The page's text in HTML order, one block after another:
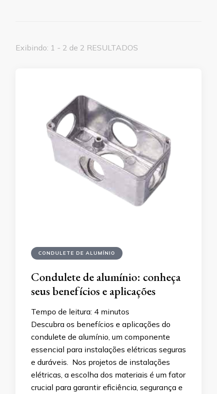
Exibindo: 1 - 2 de 2 RESULTADOS
CONDULETE DE ALUMÍNIO
Condulete de alumínio: conheça
seus benefícios e aplicações
Tempo de leitura: 4 minutos
Descubra os benefícios e aplicações do
condulete de alumínio, um componente
essencial para instalações elétricas seguras
e duráveis. Nos projetos de instalações
elétricas, a escolha dos materiais é um fator
crucial para garantir eficiência, segurança e